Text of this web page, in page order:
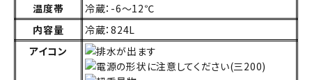
温度帯
冷蔵：-6～12℃
内容量
冷蔵：824L
アイコン